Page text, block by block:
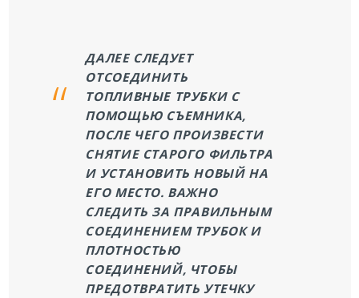
ДАЛЕЕ СЛЕДУЕТ
ОТСОЕДИНИТЬ
ТОПЛИВНЫЕ ТРУБКИ С
ПОМОЩЬЮ СЪЕМНИКА,
ПОСЛЕ ЧЕГО ПРОИЗВЕСТИ
СНЯТИЕ СТАРОГО ФИЛЬТРА
И УСТАНОВИТЬ НОВЫЙ НА
ЕГО МЕСТО. ВАЖНО
СЛЕДИТЬ ЗА ПРАВИЛЬНЫМ
СОЕДИНЕНИЕМ ТРУБОК И
ПЛОТНОСТЬЮ
СОЕДИНЕНИЙ, ЧТОБЫ
ПРЕДОТВРАТИТЬ УТЕЧКУ